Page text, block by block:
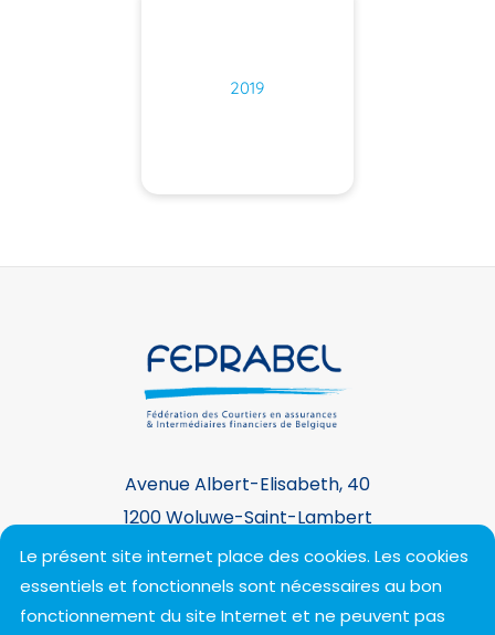
2019
Avenue Albert-Elisabeth, 40
1200 Woluwe-Saint-Lambert
+32 2 743 25 60 -contact@feprabel.be
Suivez-nous !
Le présent site internet place des cookies. Les cookies
essentiels et fonctionnels sont nécessaires au bon
fonctionnement du site Internet et ne peuvent pas